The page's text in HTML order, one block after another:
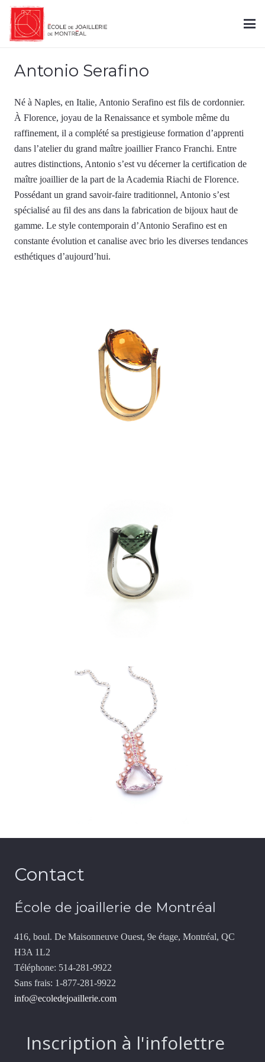
Antonio Serafino
Né à Naples, en Italie, Antonio Serafino est fils de cordonnier.
À Florence, joyau de la Renaissance et symbole même du
raffinement, il a complété sa prestigieuse formation d’apprenti
dans l’atelier du grand maître joaillier Franco Franchi. Entre
autres distinctions, Antonio s’est vu décerner la certification de
maître joaillier de la part de la Academia Riachi de Florence.
Possédant un grand savoir-faire traditionnel, Antonio s’est
spécialisé au fil des ans dans la fabrication de bijoux haut de
gamme. Le style contemporain d’Antonio Serafino est en
constante évolution et canalise avec brio les diverses tendances
esthétiques d’aujourd’hui.
Contact
École de joaillerie de Montréal
416, boul. De Maisonneuve Ouest, 9e étage, Montréal, QC
H3A 1L2
Téléphone: 514-281-9922
Sans frais: 1-877-281-9922
info@ecoledejoaillerie.com
Inscription à l'infolettre